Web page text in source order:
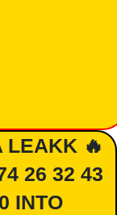
LEAKK 🔥
26 32 43
INTO